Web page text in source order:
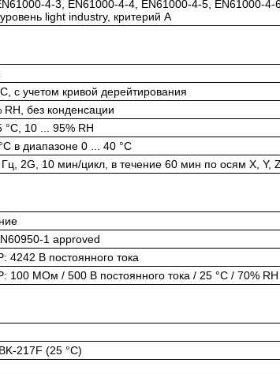
4-3, EN61000-4-4, EN61000-4-5, EN61000-4-
light industry, критерий A
с учетом кривой дерейтирования
RH, без конденсации
°C, 10 ... 95% RH
в диапазоне 0 ... 40 °C
2G, 10 мин/цикл, в течение 60 мин по осям X, Y,
1 approved
4242 В постоянного тока
100 МОм / 500 В постоянного тока / 25 °C / 70% RH
217F (25 °C)